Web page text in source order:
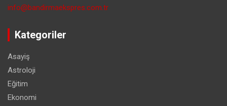
info@bandirmaekspres.com.tr
Kategoriler
Asayiş
Astroloji
Eğitim
Ekonomi